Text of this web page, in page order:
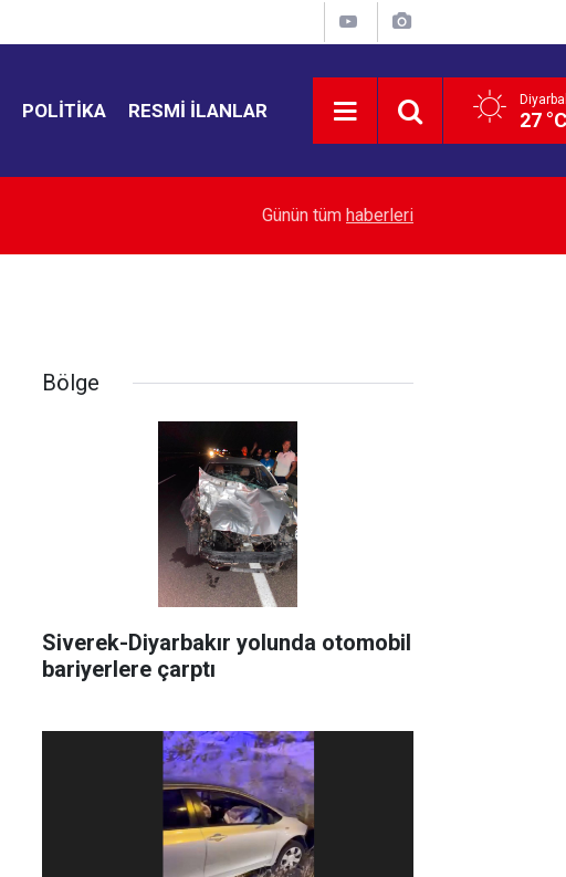
POLITIKA RESMI İLANLAR 27
Avcılar Belediyesi soruşturması: 12 kişi
Günün tüm haberleri
Bölge
Siverek-Diyarbakır yolunda otomobil
bariyerlere çarptı